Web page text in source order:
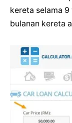
kereta selama
bulanan kereta